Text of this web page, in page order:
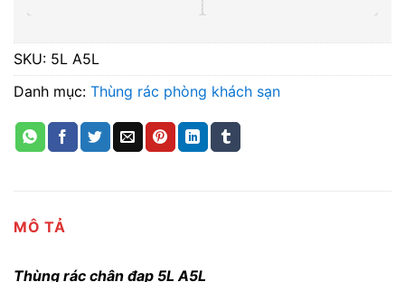
SKU: 5L A5L
Danh mục: Thùng rác phòng khách sạn
MÔ TẢ
Thùng rác chân đạp 5L A5L